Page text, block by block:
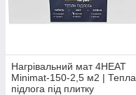
Нагрівальний мат 4HEAT
Minimat-150-2,5 м2 | Тепла
підлога під плитку